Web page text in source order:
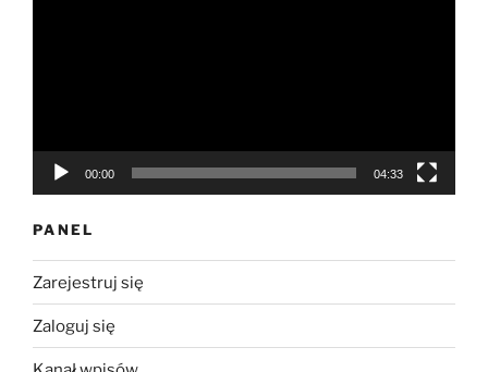
00:00 04:33
PANEL
Zarejestruj się
Zaloguj się